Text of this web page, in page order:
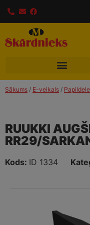
Sākums / E-veikals /
RUUKKI
RR29/
Kods: ID 1334